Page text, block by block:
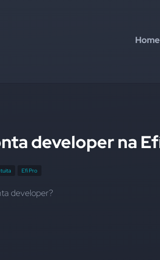
Home
developer na
Efí Pro
developer?